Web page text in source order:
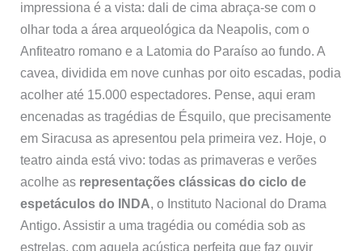
impressiona é a vista: dali de cima abraça-se com o
olhar toda a área arqueológica da Neapolis, com o
Anfiteatro romano e a Latomia do Paraíso ao fundo. A
cavea, dividida em nove cunhas por oito escadas, podia
acolher até 15.000 espectadores. Pense, aqui eram
encenadas as tragédias de Ésquilo, que precisamente
em Siracusa as apresentou pela primeira vez. Hoje, o
teatro ainda está vivo: todas as primaveras e verões
acolhe as representações clássicas do ciclo de
espetáculos do INDA, o Instituto Nacional do Drama
Antigo. Assistir a uma tragédia ou comédia sob as
estrelas, com aquela acústica perfeita que faz ouvir